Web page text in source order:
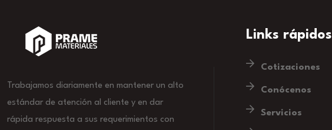
Trabajamos diariamente en mantener un alto
estándar de atención al cliente y en dar
rápida respuesta a sus requerimientos con
Links rápidos
Cotizaciones
Conócenos
Servicios